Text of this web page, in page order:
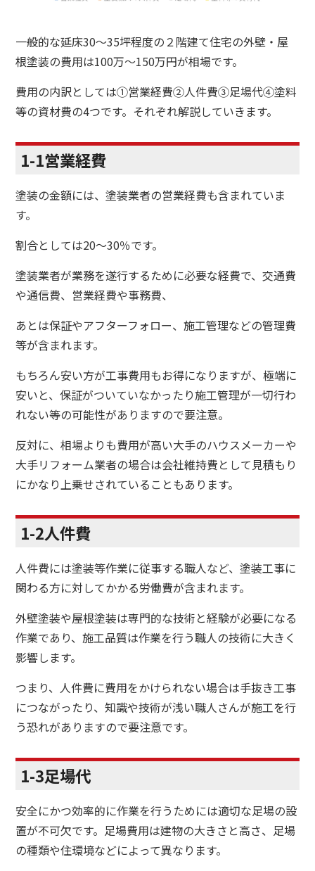
一般的な延床30～35坪程度の２階建て住宅の外壁・屋
根塗装の費用は100万～150万円が相場です。
費用の内訳としては①営業経費②人件費③足場代④塗料
等の資材費の4つです。それぞれ解説していきます。
1-1営業経費
塗装の金額には、塗装業者の営業経費も含まれていま
す。
割合としては20～30％です。
塗装業者が業務を遂行するために必要な経費で、交通費
や通信費、営業経費や事務費、
あとは保証やアフターフォロー、施工管理などの管理費
等が含まれます。
もちろん安い方が工事費用もお得になりますが、極端に
安いと、保証がついていなかったり施工管理が一切行わ
れない等の可能性がありますので要注意。
反対に、相場よりも費用が高い大手のハウスメーカーや
大手リフォーム業者の場合は会社維持費として見積もり
にかなり上乗せされていることもあります。
1-2人件費
人件費には塗装等作業に従事する職人など、塗装工事に
関わる方に対してかかる労働費が含まれます。
外壁塗装や屋根塗装は専門的な技術と経験が必要になる
作業であり、施工品質は作業を行う職人の技術に大きく
影響します。
つまり、人件費に費用をかけられない場合は手抜き工事
につながったり、知識や技術が浅い職人さんが施工を行
う恐れがありますので要注意です。
1-3足場代
安全にかつ効率的に作業を行うためには適切な足場の設
置が不可欠です。足場費用は建物の大きさと高さ、足場
の種類や住環境などによって異なります。